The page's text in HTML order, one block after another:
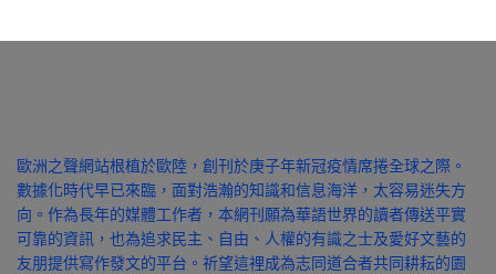
歐洲之聲網站根植於歐陸，創刊於庚子年新冠疫情席捲全球之際。
數據化時代早已來臨，面對浩瀚的知識和信息海洋，太容易迷失方
向。作為長年的媒體工作者，本網刊願為華語世界的讀者傳送平實
可靠的資訊，也為追求民主、自由、人權的有識之士及愛好文藝的
友朋提供寫作發文的平台。祈望這裡成為志同道合者共同耕耘的園